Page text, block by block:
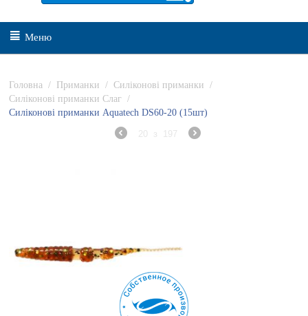
Меню
Головна / Приманки / Силіконові приманки
/
Силіконові приманки Слаг /
Силіконові приманки Aquatech DS60-20 (15шт)
20 з 197